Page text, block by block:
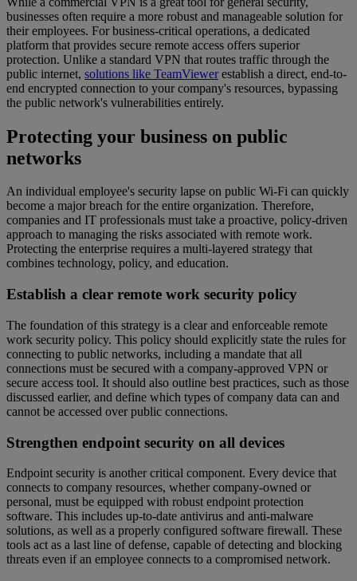
businesses often require a more robust and manageable solution for
their employees. For business-critical operations, a dedicated
platform that provides secure remote access offers superior
protection. Unlike a standard VPN that routes traffic through the
public internet, solutions like TeamViewerestablish a direct, end-to-
end encrypted connection to your company's resources, bypassing
the public network's vulnerabilities entirely.
Protecting your business on public
networks
An individual employee's security lapse on public Wi-Fi can quickly
become a major breach for the entire organization. Therefore,
companies and IT professionals must take a proactive, policy-driven
approach to managing the risks associated with remote work.
Protecting the enterprise requires a multi-layered strategy that
combines technology, policy, and education.
Establish a clear remote work security policy
The foundation of this strategy is a clear and enforceable remote
work security policy. This policy should explicitly state the rules for
connecting to public networks, including a mandate that all
connections must be secured with a company-approved VPN or
secure access tool. It should also outline best practices, such as those
discussed earlier, and define which types of company data can and
cannot be accessed over public connections.
Strengthen endpoint security on all devices
Endpoint security is another critical component. Every device that
connects to company resources, whether company-owned or
personal, must be equipped with robust endpoint protection
software. This includes up-to-date antivirus and anti-malware
solutions, as well as a properly configured software firewall. These
tools act as a last line of defense, capable of detecting and blocking
threats even if an employee connects to a compromised network.